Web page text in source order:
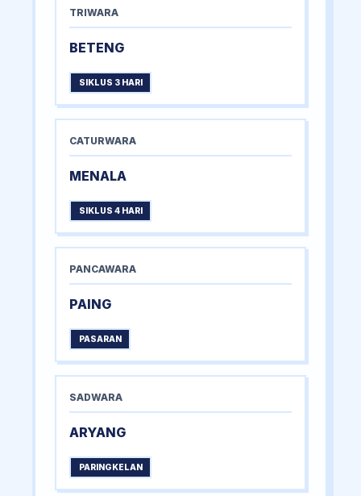
TRIWARA
BETENG
SIKLUS 3 HARI
CATURWARA
MENALA
SIKLUS 4 HARI
PANCAWARA
PAING
PASARAN
SADWARA
ARYANG
PARINGKELAN